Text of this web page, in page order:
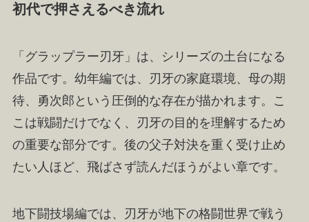
初代で押さえるべき流れ
「グラップラー刃牙」は、シリーズの土台になる
作品です。幼年編では、刃牙の家庭環境、母の期
待、勇次郎という圧倒的な存在が描かれます。こ
こは戦闘だけでなく、刃牙の目的を理解するため
の重要な部分です。後の父子対決を重く受け止め
たい人ほど、飛ばさず読んだほうがよい章です。
地下闘技場編では、刃牙が地下の格闘世界で戦う